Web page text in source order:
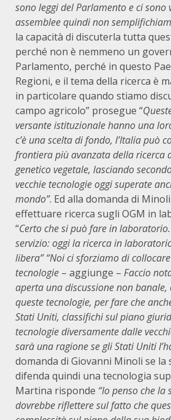
sono leggi del Parlamento e ci sono
assemblee quindi non
la capacità di discuterla tutta
perché non è nemmeno un
Parlamento, perché in questo
Regioni, e il tema della ricerca è
in particolare quando stiamo
campo agricolo” prosegue “
versante istituzionale hanno una
c’è una scelta di fondo, l’Italia può
frontiera più avanzata della ricerca
genetico vegetale, lasciando
vecchie tecnologie oggi superate
mondo”. Ed alla domanda di
effettuare ricerca sugli OGM in
“Certo che si può fare in
servizio: oggi la ricerca in
libera” “Noi ci sforziamo di
tecnologie – aggiunge – Faccio
aperta una discussione non banale,
queste tecnologie, per fare che
Stati Uniti, classifichi sul piano
tecnologie diversamente dalle
sarà una ragione se gli Stati Uniti
domanda di Giovanni Minoli se la
difenda quindi una tecnologia
Martina risponde “Io penso che la
dovrebbe riflettere sul fatto che